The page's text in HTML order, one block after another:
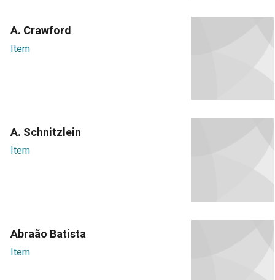
A. Crawford
Item
A. Schnitzlein
Item
Abraão Batista
Item